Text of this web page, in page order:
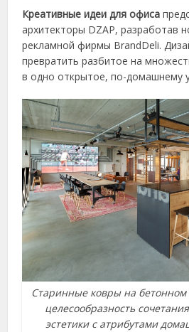
Креативные идеи для офиса
архитекторы DZAP, разработав
рекламной фирмы BrandDeli.
превратить разбитое на
в одно открытое, по-домашнему
Старинные ковры на
целесообразность
эстетики с атрибутами